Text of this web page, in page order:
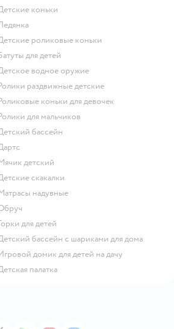
Детские коньки
Ледянка
Детские роликовые коньки
Батуты для детей
Детское водное оружие
Ролики раздвижные детские
Роликовые коньки для девочек
Ролики для мальчиков
Детский бассейн
Дартс
Мячик детский
Детские скакалки
Матрасы надувные
Обруч
Горки для детей
Детский бассейн с шариками для дома
Игровой домик для детей на дачу
Детская палатка